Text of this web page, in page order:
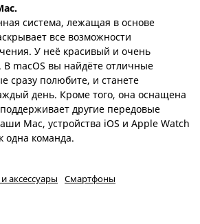
система, лежащая в основе
все возможности
У неё красивый и очень
macOS вы найдёте отличные
сразу полюбите, и станете
день. Кроме того, она оснащена
другие передовые
Mac, устройства iOS и Apple Watch
одна команда.
аксессуары
Смартфоны